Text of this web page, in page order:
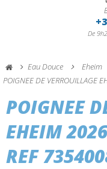
De
Eau Douce Eheim
POIGNEE DE
POIGNEE
EHEIM
REF